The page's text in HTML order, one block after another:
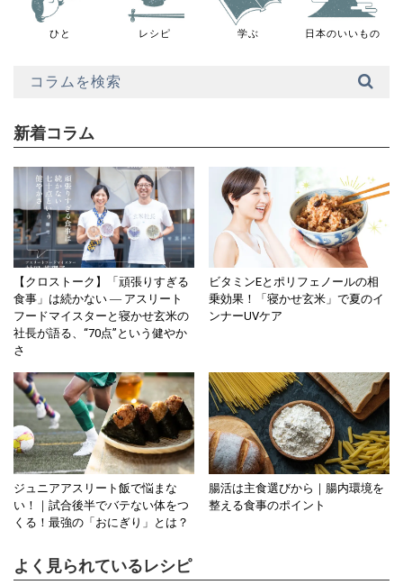
ひと レシピ 学ぶ 日本のいいもの
新着コラム
【クロストーク】「頑張りすぎる
食事」は続かない ― アスリート
フードマイスターと寝かせ玄米の
社長が語る、“70点”という健やか
さ
ビタミンEとポリフェノールの相
乗効果！「寝かせ玄米」で夏のイ
ンナーUVケア
ジュニアアスリート飯で悩まな
い！｜試合後半でバテない体をつ
くる！最強の「おにぎり」とは？
腸活は主食選びから｜腸内環境を
整える食事のポイント
よく見られているレシピ